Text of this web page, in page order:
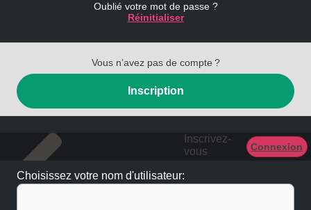
Oublié votre mot de passe ?
Réinitialiser
Vous n’avez pas de compte ?
Inscription
Inscrivez-
vous
Connexion
Choisissez votre nom d'utilisateur: